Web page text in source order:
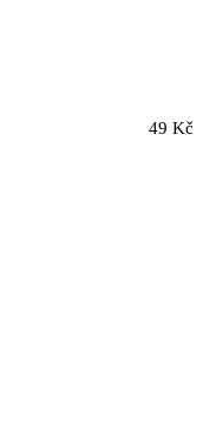
49 Kč